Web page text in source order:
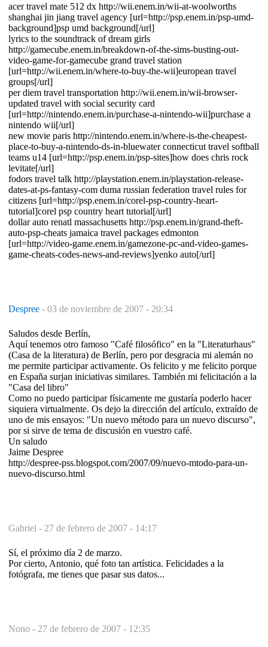
acer travel mate 512 dx http://wii.enem.in/wii-at-woolworths
shanghai jin jiang travel agency [url=http://psp.enem.in/psp-umd-
background]psp umd background[/url]
lyrics to the soundtrack of dream girls
http://gamecube.enem.in/breakdown-of-the-sims-busting-out-
video-game-for-gamecube grand travel station
[url=http://wii.enem.in/where-to-buy-the-wii]european travel
groups[/url]
per diem travel transportation http://wii.enem.in/wii-browser-
updated travel with social security card
[url=http://nintendo.enem.in/purchase-a-nintendo-wii]purchase a
nintendo wii[/url]
new movie paris http://nintendo.enem.in/where-is-the-cheapest-
place-to-buy-a-nintendo-ds-in-bluewater connecticut travel softball
teams u14 [url=http://psp.enem.in/psp-sites]how does chris rock
levitate[/url]
fodors travel talk http://playstation.enem.in/playstation-release-
dates-at-ps-fantasy-com duma russian federation travel rules for
citizens [url=http://psp.enem.in/corel-psp-country-heart-
tutorial]corel psp country heart tutorial[/url]
dollar auto renatl massachusetts http://psp.enem.in/grand-theft-
auto-psp-cheats jamaica travel packages edmonton
[url=http://video-game.enem.in/gamezone-pc-and-video-games-
game-cheats-codes-news-and-reviews]yenko auto[/url]
Despree - 03 de noviembre de 2007 - 20:34
Saludos desde Berlín,
Aquí tenemos otro famoso "Café filosófico" en la "Literaturhaus"
(Casa de la literatura) de Berlín, pero por desgracia mi alemán no
me permite participar activamente. Os felicito y me felicito porque
en España surjan iniciativas similares. También mi felicitación a la
"Casa del libro"
Como no puedo participar físicamente me gustaría poderlo hacer
siquiera virtualmente. Os dejo la dirección del artículo, extraído de
uno de mis ensayos: "Un nuevo método para un nuevo discurso",
por si sirve de tema de discusión en vuestro café.
Un saludo
Jaime Despree
http://despree-pss.blogspot.com/2007/09/nuevo-mtodo-para-un-
nuevo-discurso.html
Gabriel - 27 de febrero de 2007 - 14:17
Sí, el próximo día 2 de marzo.
Por cierto, Antonio, qué foto tan artística. Felicidades a la
fotógrafa, me tienes que pasar sus datos...
Nono - 27 de febrero de 2007 - 12:35